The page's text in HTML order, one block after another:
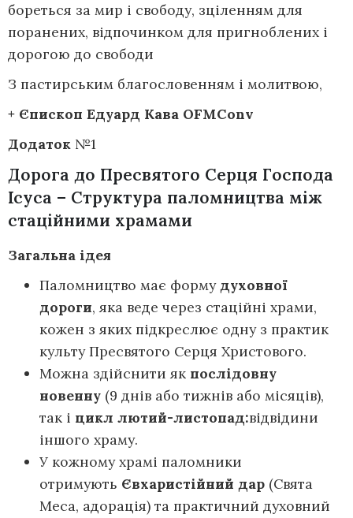
бореться за мир і свободу, зціленням для
поранених, відпочинком для пригноблених і
дорогою до свободи
З пастирським благословенням і молитвою,
+ Єпископ Едуард Кава OFMConv
Додаток №1
Дорога до Пресвятого Серця Господа
Ісуса – Структура паломництва між
стаційними храмами
Загальна ідея
Паломництво має формудуховної
дороги, яка веде через стаційні храми,
кожен з яких підкреслює одну з практик
культу Пресвятого Серця Христового.
Можна здійснити як послідовну
новенну (9 днів або тижнів або місяців),
так і цикл лютий-листопад:відвідини
іншого храму.
У кожному храмі паломники
отримують Євхаристійний дар (Свята
Меса, адорація) та практичний духовний